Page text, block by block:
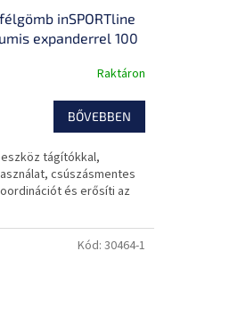
inSPORTline
expanderrel 100
Raktáron
BŐVEBBEN
tágítókkal,
csúszásmentes
és erősíti az
Kód: 30464-1